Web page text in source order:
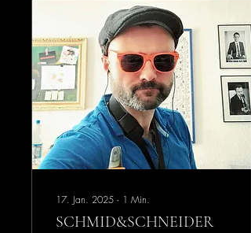
17. Jan. 2025 ∙ 1 Min.
SCHMID&SCHNEIDER